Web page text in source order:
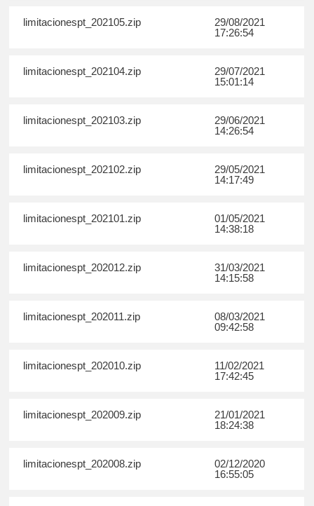
limitacionespt_202105.zip
29/08/2021
17:26:54
limitacionespt_202104.zip
29/07/2021
15:01:14
limitacionespt_202103.zip
29/06/2021
14:26:54
limitacionespt_202102.zip
29/05/2021
14:17:49
limitacionespt_202101.zip
01/05/2021
14:38:18
limitacionespt_202012.zip
31/03/2021
14:15:58
limitacionespt_202011.zip
08/03/2021
09:42:58
limitacionespt_202010.zip
11/02/2021
17:42:45
limitacionespt_202009.zip
21/01/2021
18:24:38
limitacionespt_202008.zip
02/12/2020
16:55:05